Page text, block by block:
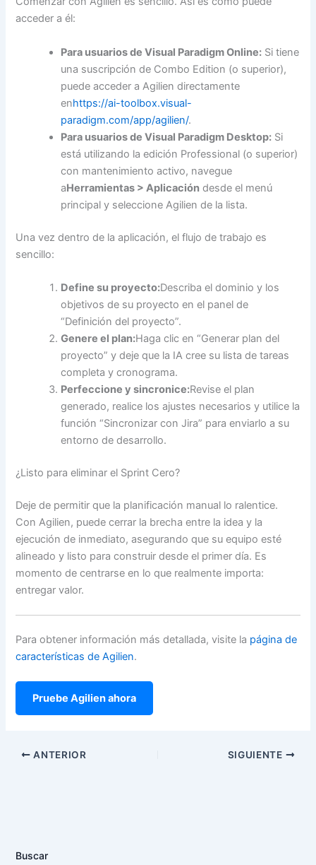
acceder a él:
Para usuarios de Visual Paradigm Online: Si tiene
una suscripción de Combo Edition (o superior),
puede acceder a Agilien directamente
enhttps://ai-toolbox.visual-
paradigm.com/app/agilien/.
Para usuarios de Visual Paradigm Desktop: Si
está utilizando la edición Professional (o superior)
con mantenimiento activo, navegue
aHerramientas > Aplicación desde el menú
principal y seleccione Agilien de la lista.
Una vez dentro de la aplicación, el flujo de trabajo es
sencillo:
Define su proyecto:Describa el dominio y los
objetivos de su proyecto en el panel de
“Definición del proyecto”.
Genere el plan:Haga clic en “Generar plan del
proyecto” y deje que la IA cree su lista de tareas
completa y cronograma.
Perfeccione y sincronice:Revise el plan
generado, realice los ajustes necesarios y utilice la
función “Sincronizar con Jira” para enviarlo a su
entorno de desarrollo.
¿Listo para eliminar el Sprint Cero?
Deje de permitir que la planificación manual lo ralentice.
Con Agilien, puede cerrar la brecha entre la idea y la
ejecución de inmediato, asegurando que su equipo esté
alineado y listo para construir desde el primer día. Es
momento de centrarse en lo que realmente importa:
entregar valor.
Para obtener información más detallada, visite la página de
características de Agilien.
Pruebe Agilien ahora
ANTERIOR SIGUIENTE
Buscar